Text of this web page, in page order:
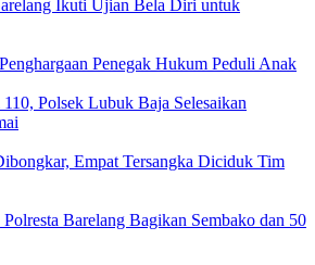
Ikuti Ujian Bela Diri untuk
Penegak Hukum Peduli Anak
Polsek Lubuk Baja Selesaikan
Empat Tersangka Diciduk Tim
Barelang Bagikan Sembako dan 50